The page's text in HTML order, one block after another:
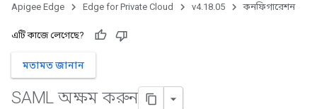
Apigee Edge Edge for Private Cloud v4.18.05 কনফিগারেশন
এটি কাজে লেগেছে?
মতামত জানান
SAML অক্ষম করুন